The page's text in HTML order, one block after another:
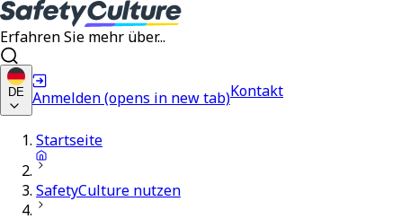
Erfahren Sie mehr über...
DE Anmelden(opens in new tab)Kontakt
Startseite
SafetyCulture nutzen